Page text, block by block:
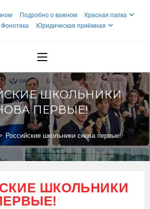
Подробно о важном
Красная папка
Фонотека Юридическая приёмная
ШКОЛЬНИКИ
ПЕРВЫЕ!
Российские школьники снова первые!
ШКОЛЬНИКИ